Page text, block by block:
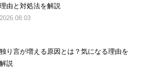
理由と対処法を解説
2026.08.03
独り言が増える原因とは？気になる理由を
解説